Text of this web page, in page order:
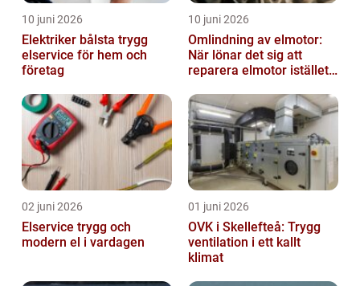
10 juni 2026
Elektriker bålsta trygg
elservice för hem och
företag
10 juni 2026
Omlindning av elmotor:
När lönar det sig att
reparera elmotor istället
02 juni 2026
Elservice trygg och
modern el i vardagen
01 juni 2026
OVK i Skellefteå: Trygg
ventilation i ett kallt
klimat